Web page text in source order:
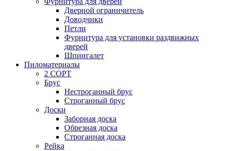
Дверной ограничитель
Доводчики
Петли
Фурнитура для установки раздвижных
дверей
Шпингалет
Пиломатериалы
2 СОРТ
Брус
Нестроганный брус
Строганный брус
Доски
Заборная доска
Обрезная доска
Строганная доска
Рейка